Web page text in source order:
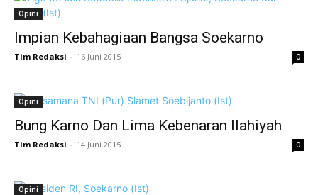
Opini
Impian Kebahagiaan Bangsa Soekarno
Tim Redaksi - 16 Juni 2015 0
Opini
Bung Karno Dan Lima Kebenaran Ilahiyah
Tim Redaksi - 14 Juni 2015 0
Opini